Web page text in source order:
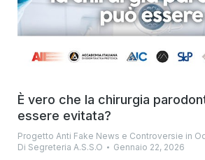
È vero che la chirurgia
essere evitata?
Progetto Anti Fake News e Controversie in
Di Segreteria A.S.S.O Gennaio 22, 2026